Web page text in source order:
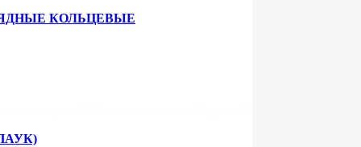
КОЛЬЦЕВЫЕ
шириной 50 мм с пластиковой ручкой”